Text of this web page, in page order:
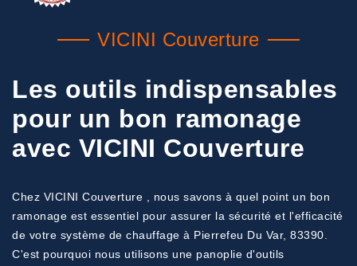
VICINI Couverture
Les outils indispensables
pour un bon ramonage
avec VICINI Couverture
Chez VICINI Couverture , nous savons à quel point un bon
ramonage est essentiel pour assurer la sécurité et l'efficacité
de votre système de chauffage à Pierrefeu Du Var, 83390.
C'est pourquoi nous utilisons une panoplie d'outils